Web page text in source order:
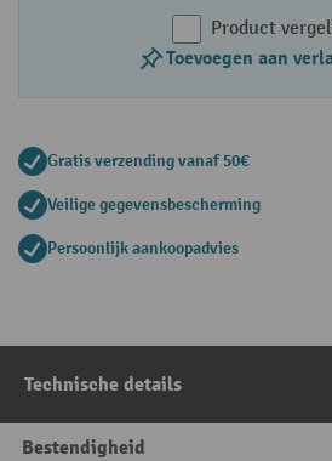
Product
Toevoegen aan
Gratis verzending vanaf 50€
Veilige gegevensbescherming
Persoonlijk aankoopadvies
Technische details
Bestendigheid